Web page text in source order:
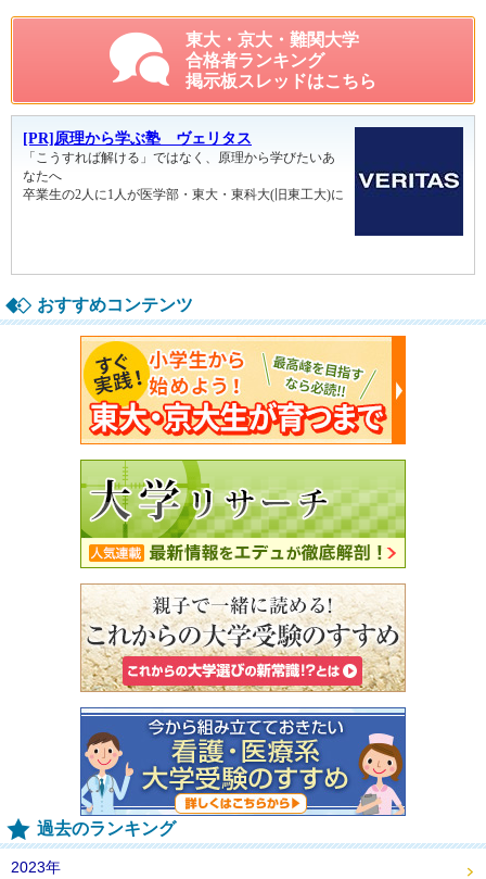
東大・京大・難関大学
合格者ランキング
掲示板スレッドはこちら
おすすめコンテンツ
過去のランキング
2023年